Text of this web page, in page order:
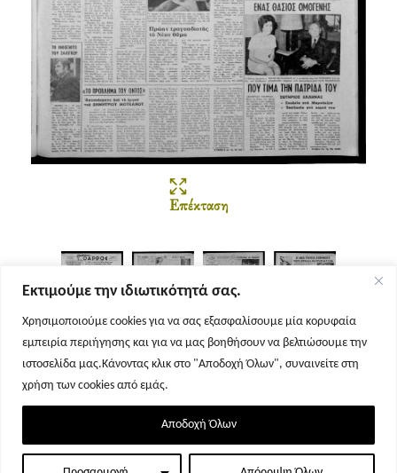
Εκτιμούμε την ιδιωτικότητά σας.
Χρησιμοποιούμε cookies για να σας εξασφαλίσουμε μία κορυφαία
εμπειρία περιήγησης και για να μας βοηθήσουν να βελτιώσουμε την
ιστοσελίδα μας.Κάνοντας κλικ στο "Αποδοχή Όλων", συναινείτε στη
χρήση των cookies από εμάς.
Αποδοχή Όλων
Επέκταση
Σελίδα 1 Σελίδα 2 Σελίδα 3 Σελίδα 4